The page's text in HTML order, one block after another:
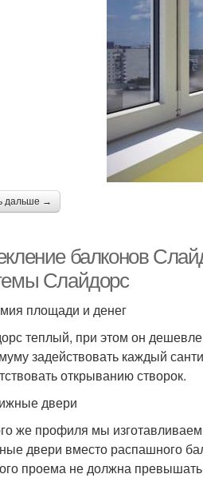
дальше →
балконов
Слайдорс
площади и денег
теплый, при этом он
задействовать каждый
открыванию створок.
двери
же профиля мы
двери вместо распашного
проема не должна